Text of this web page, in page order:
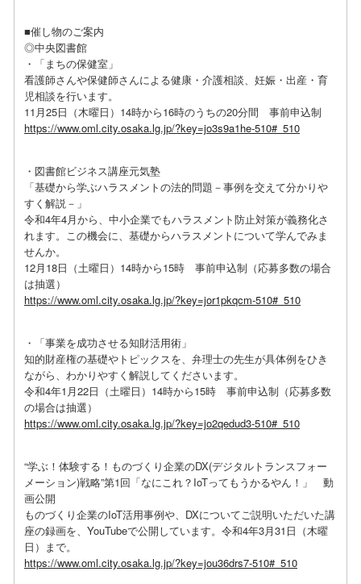
■催し物のご案内
◎中央図書館
・「まちの保健室」
看護師さんや保健師さんによる健康・介護相談、妊娠・出産・育
児相談を行います。
11月25日（木曜日）14時から16時のうちの20分間 事前申込制
https://www.oml.city.osaka.lg.jp/?key=jo3s9a1he-510#_510
・図書館ビジネス講座元気塾
「基礎から学ぶハラスメントの法的問題－事例を交えて分かりや
すく解説－」
令和4年4月から、中小企業でもハラスメント防止対策が義務化さ
れます。この機会に、基礎からハラスメントについて学んでみま
せんか。
12月18日（土曜日）14時から15時 事前申込制（応募多数の場合
は抽選）
https://www.oml.city.osaka.lg.jp/?key=jor1pkqcm-510#_510
・「事業を成功させる知財活用術」
知的財産権の基礎やトピックスを、弁理士の先生が具体例をひき
ながら、わかりやすく解説してくださいます。
令和4年1月22日（土曜日）14時から15時 事前申込制（応募多数
の場合は抽選）
https://www.oml.city.osaka.lg.jp/?key=jo2qedud3-510#_510
“学ぶ！体験する！ものづくり企業のDX(デジタルトランスフォー
メーション)戦略”第1回「なにこれ？IoTってもうかるやん！」 動
画公開
ものづくり企業のIoT活用事例や、DXについてご説明いただいた講
座の録画を、YouTubeで公開しています。令和4年3月31日（木曜
日）まで。
https://www.oml.city.osaka.lg.jp/?key=jou36drs7-510#_510